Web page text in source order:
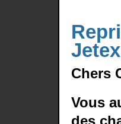
Chers
Vous
des